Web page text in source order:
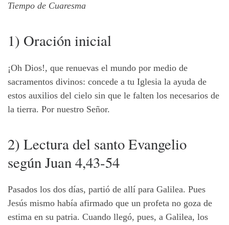
Tiempo de Cuaresma
1) Oración inicial
¡Oh Dios!, que renuevas el mundo por medio de
sacramentos divinos: concede a tu Iglesia la ayuda de
estos auxilios del cielo sin que le falten los necesarios de
la tierra. Por nuestro Señor.
2) Lectura del santo Evangelio
según Juan 4,43-54
Pasados los dos días, partió de allí para Galilea. Pues
Jesús mismo había afirmado que un profeta no goza de
estima en su patria. Cuando llegó, pues, a Galilea, los